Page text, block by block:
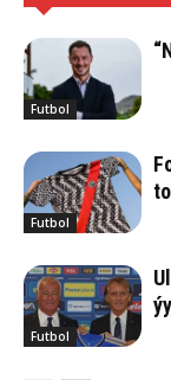
Futbol
Futbol
Futbol